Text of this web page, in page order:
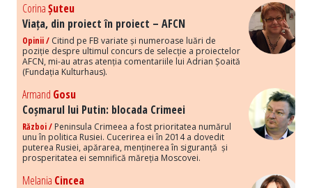
CorinaȘuteu
Viața, din proiect în proiect – AFCN
Opinii / Citind pe FB variate și numeroase luări de
poziție despre ultimul concurs de selecție a proiectelor
AFCN, mi-au atras atenția comentariile lui Adrian Șoaită
(Fundația Kulturhaus).
Armand Gosu
Coșmarul lui Putin: blocada Crimeei
Război / Peninsula Crimeea a fost prioritatea numărul
unu în politica Rusiei. Cucerirea ei în 2014 a dovedit
puterea Rusiei, apărarea, menținerea în siguranță și
prosperitatea ei semnifică măreția Moscovei.
Melania Cincea